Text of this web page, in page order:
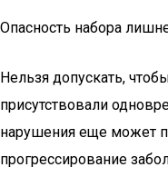
Опасность набора
Нельзя допускать,
присутствовали
нарушения еще может
прогрессирование